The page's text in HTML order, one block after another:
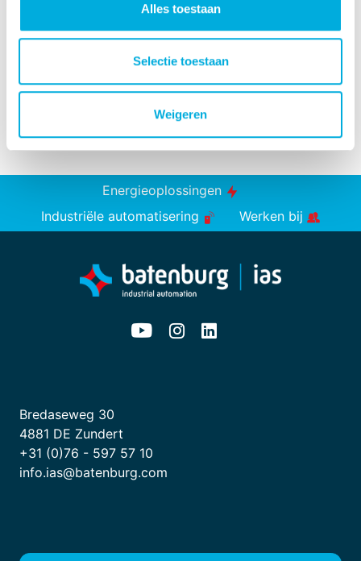
Alles toestaan
Selectie toestaan
Weigeren
Operationeel Manager
john.heere@batenburg.nl
Energieoplossingen
Industriële automatisering
Werken bij
Bredaseweg 30
4881 DE Zundert
+31 (0)76 - 597 57 10
info.ias@batenburg.com